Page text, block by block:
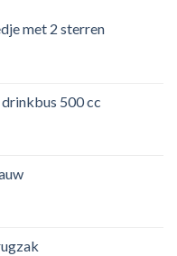
met 2 sterren
500 cc